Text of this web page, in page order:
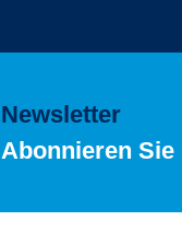
Newsletter
Abonnieren